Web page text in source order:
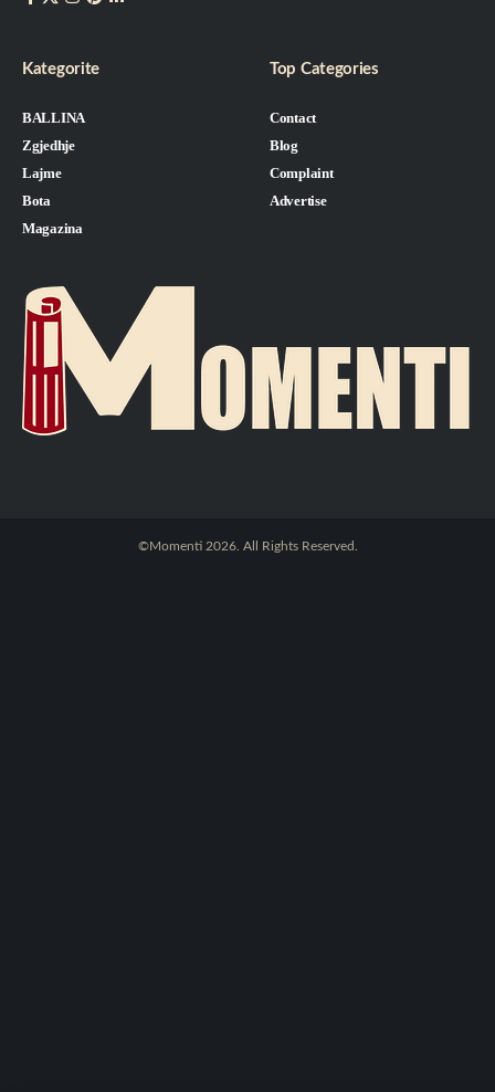
Kategorite
BALLINA
Zgjedhje
Lajme
Bota
Magazina
Top Categories
Contact
Blog
Complaint
Advertise
©Momenti 2026. All Rights Reserved.